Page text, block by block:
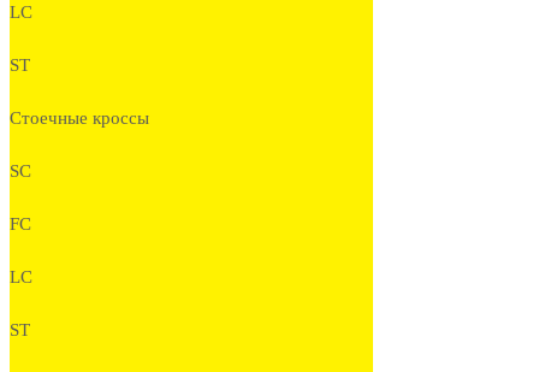
LC
ST
Стоечные кроссы
SC
FC
LC
ST